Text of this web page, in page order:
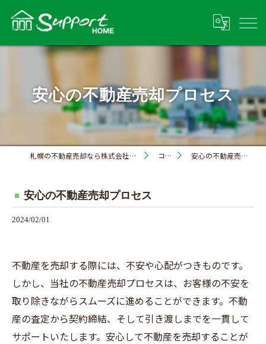
安心の不動産売却プロセス
札幌の不動産売却なら株式会社サポートホーム コラム 安心の不動産売却プロセス
安心の不動産売却プロセス
2024/02/01
不動産を売却する際には、不安や心配がつきものです。
しかし、当社の不動産売却プロセスは、お客様の不安を
取り除きながらスムーズに進めることができます。不動
産の査定から契約締結、そして引き渡しまでを一貫して
サポートいたします。安心して不動産を売却することが